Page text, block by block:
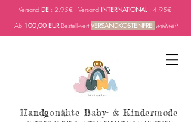
Versand DE : 2.95€ Versand INTERNATIONAL : 4.95€
Ab 100,00 EURBestellwertVERSANDKOSTENFREI weltweit
Handgenähte Baby- & Kindermode